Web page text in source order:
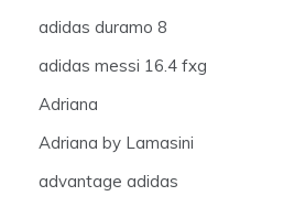
adidas duramo 8
adidas messi 16.4 fxg
Adriana
Adriana by Lamasini
advantage adidas